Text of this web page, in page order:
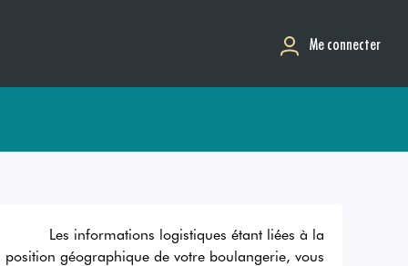
Me connecter
Les informations logistiques étant liées à la
position géographique de votre boulangerie, vous